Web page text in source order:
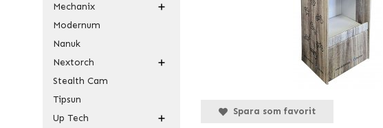
Mechanix
Modernum
Nanuk
Nextorch
Stealth Cam
Tipsun
Up Tech
Spara som favorit